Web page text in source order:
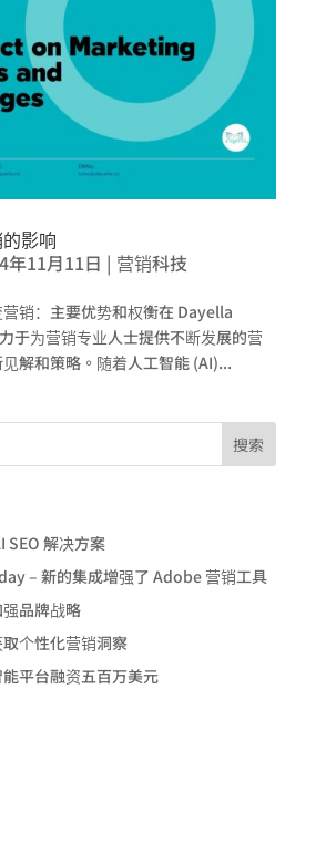
影响
年11月11日 | 营销科技
销：主要优势和权衡在 Dayella
于为营销专业人士提供不断发展的营
解和策略。随着人工智能 (AI)...
SEO 解决方案
– 新的集成增强了 Adobe 营销工具
品牌战略
个性化营销洞察
平台融资五百万美元